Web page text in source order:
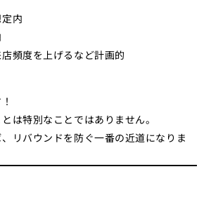
内
頻度を上げるなど計画的
は特別なことではありません。
、リバウンドを防ぐ一番の近道になりま